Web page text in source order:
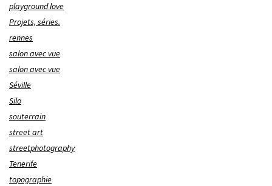
playground love
Projets, séries.
rennes
salon avec vue
salon avec vue
Séville
Silo
souterrain
street art
streetphotography
Tenerife
topographie